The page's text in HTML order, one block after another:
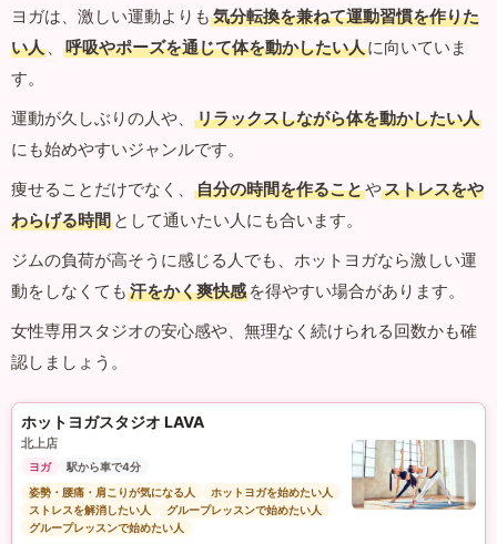
ヨガは、激しい運動よりも 気分転換を兼ねて運動習慣を作りた
い人 、 呼吸やポーズを通じて体を動かしたい人に向いていま
す。
運動が久しぶりの人や、
リラックスしながら体を動かしたい人
にも始めやすいジャンルです。
痩せることだけでなく、
自分の時間を作ることやストレスをや
わらげる時間 として通いたい人にも合います。
ジムの負荷が高そうに感じる人でも、ホットヨガなら激しい運
動をしなくても 汗をかく爽快感 を得やすい場合があります。
女性専用スタジオの安心感や、無理なく続けられる回数かも確
認しましょう。
ホットヨガスタジオ LAVA
北上店
ヨガ
駅から車で4分
姿勢・腰痛・肩こりが気になる人
ホットヨガを始めたい人
ストレスを解消したい人
グループレッスンで始めたい人
グループレッスンで始めたい人